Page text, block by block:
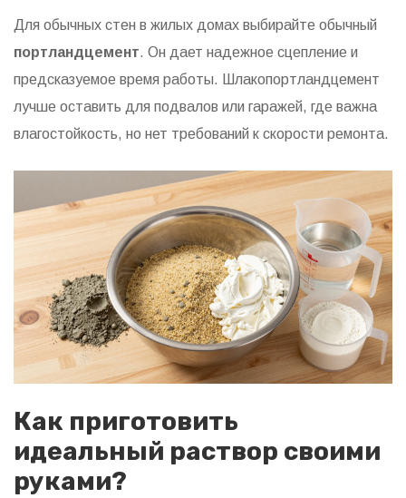
Для обычных стен в жилых домах выбирайте обычный
портландцемент. Он дает надежное сцепление и
предсказуемое время работы. Шлакопортландцемент
лучше оставить для подвалов или гаражей, где важна
влагостойкость, но нет требований к скорости ремонта.
Как приготовить
идеальный раствор своими
руками?